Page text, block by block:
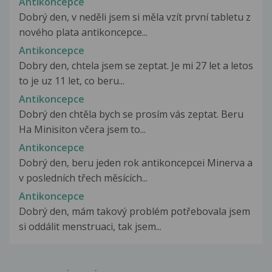
Dobrý den, v neděli jsem si měla vzít první tabletu z
nového plata antikoncepce...
Antikoncepce
Dobry den, chtela jsem se zeptat. Je mi 27 let a letos
to je uz 11 let, co beru...
Antikoncepce
Dobrý den chtěla bych se prosím vás zeptat. Beru
Ha Minisiton včera jsem to...
Antikoncepce
Dobrý den, beru jeden rok antikoncepcei Minerva a
v posledních třech měsících...
Antikoncepce
Dobrý den, mám takový problém potřebovala jsem
si oddálit menstruaci, tak jsem...